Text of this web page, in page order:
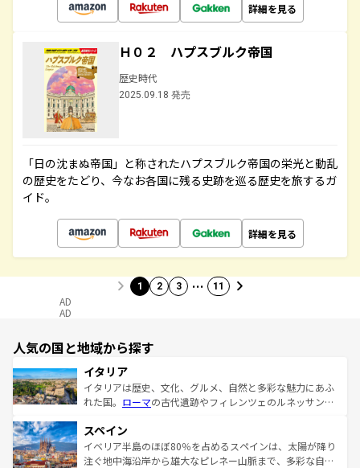
詳細を見る
Ｈ０２ ハプスブルク帝国
歴史時代
2025.09.18 発売
「日の沈まぬ帝国」と称されたハプスブルク帝国の栄光と動乱
の歴史をたどり、今なお各国に残る史跡を巡る歴史を旅するガ
イド。
詳細を見る
1 2 3 … 11
AD
AD
人気の国と地域から探す
イタリア
イタリアは歴史、文化、グルメ、自然と多彩な魅力にあふ
れた国。 ローマの古代遺跡やフィレンツェのルネッサンス
ろん、トスカーナの美しい田園風景やアマルフィ海岸の絶
景など、自然景観も見逃せない。観光の合間には、本場の
ピザやパスタなど、絶品のイタリア料理を堪能することも
スペイン
イベリア半島のほぼ80％を占めるスペインは、太陽が降り
注ぐ地中海沿岸から雄大なピレネー山脈まで、多彩な自然